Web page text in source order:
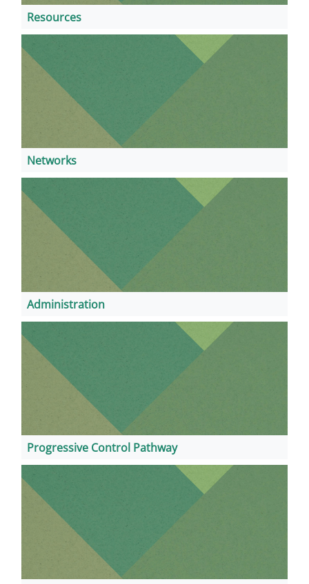
Resources
Networks
Administration
Progressive Control Pathway